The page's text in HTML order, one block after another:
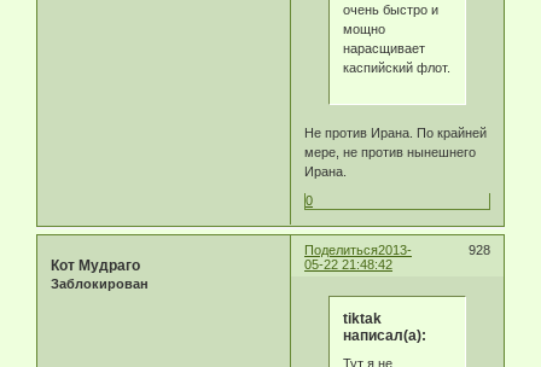
очень быстро и
мощно
нарасщивает
каспийский флот.
Не против Ирана. По крайней
мере, не против нынешнего
Ирана.
0
Поделиться 928
2013-
05-22 21:48:42
Кот Мудраго
Заблокирован
tiktak
написал(а):
Тут я не